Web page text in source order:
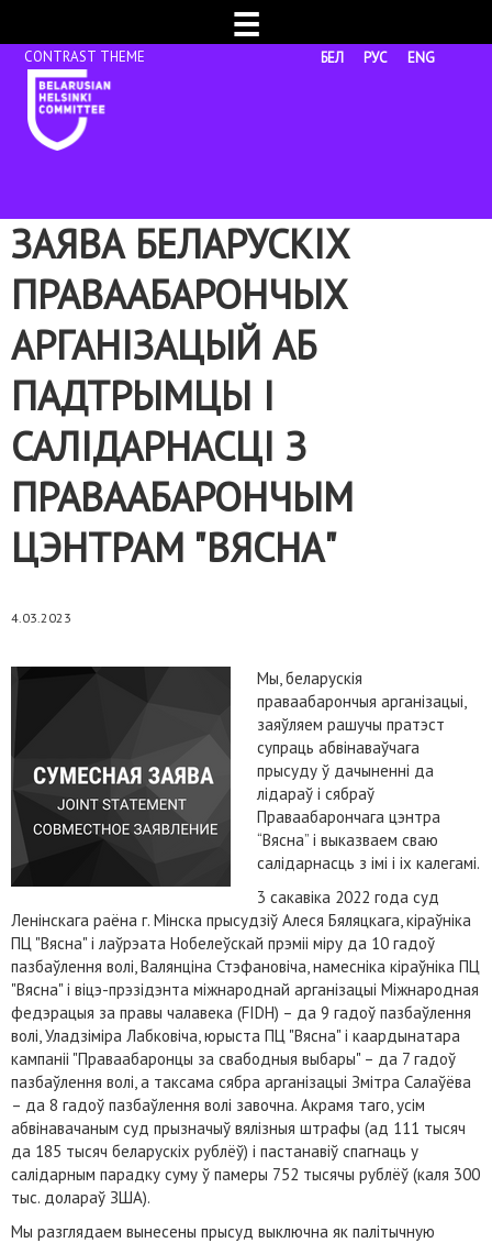
☰
БЕЛ РУС ENG
ЗАЯВА БЕЛАРУСКІХ
ПРАВААБАРОНЧЫХ
АРГАНІЗАЦЫЙ АБ
ПАДТРЫМЦЫ І
САЛІДАРНАСЦІ З
ПРАВААБАРОНЧЫМ
ЦЭНТРАМ "ВЯСНА"
4.03.2023
Мы, беларускія
праваабарончыя арганізацыі,
заяўляем рашучы пратэст
супраць абвінаваўчага
прысуду ў дачыненні да
лідараў і сябраў
Праваабарончага цэнтра
“Вясна” і выказваем сваю
салідарнасць з імі і іх калегамі.
3 сакавіка 2022 года суд
Ленінскага раёна г. Мінска прысудзіў Алеся Бяляцкага, кіраўніка
ПЦ "Вясна" і лаўрэата Нобелеўскай прэміі міру да 10 гадоў
пазбаўлення волі, Валянціна Стэфановіча, намесніка кіраўніка ПЦ
"Вясна" і віцэ-прэзідэнта міжнароднай арганізацыі Міжнародная
федэрацыя за правы чалавека (FIDH) – да 9 гадоў пазбаўлення
волі, Уладзіміра Лабковіча, юрыста ПЦ "Вясна" і каардынатара
кампаніі "Праваабаронцы за свабодныя выбары" – да 7 гадоў
пазбаўлення волі, а таксама сябра арганізацыі Змітра Салаўёва
– да 8 гадоў пазбаўлення волі завочна. Акрамя таго, усім
абвінавачаным суд прызначыў вялізныя штрафы (ад 111 тысяч
да 185 тысяч беларускіх рублёў) і пастанавіў спагнаць у
салідарным парадку суму ў памеры 752 тысячы рублёў (каля 300
тыс. долараў ЗША).
Мы разглядаем вынесены прысуд выключна як палітычную